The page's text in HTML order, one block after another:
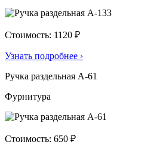
Стоимость: 1120 ₽
Узнать подробнее ›
Ручка раздельная А-61
Фурнитура
Стоимость: 650 ₽